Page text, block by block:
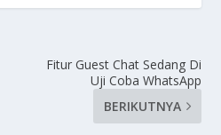
Fitur Guest Chat Sedang Di
Uji Coba WhatsApp
BERIKUTNYA